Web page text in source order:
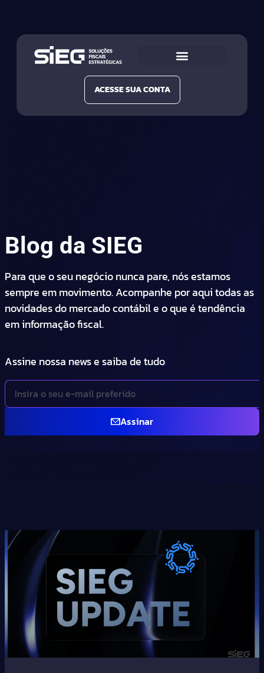
ACESSE SUA CONTA
Blog da SIEG
Para que o seu negócio nunca pare, nós estamos
sempre em movimento. Acompanhe por aqui todas as
novidades do mercado contábil e o que é tendência
em informação fiscal.
Assine nossa news e saiba de tudo
Assinar